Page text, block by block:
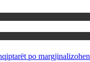
po margjinalizohen